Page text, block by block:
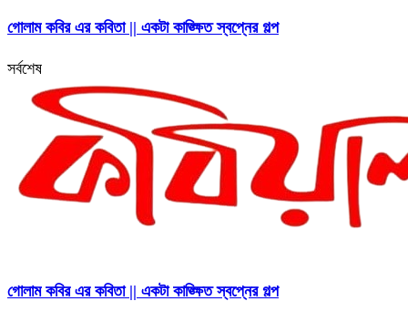
গোলাম কবির এর কবিতা || একটা কাঙ্ক্ষিত স্বপ্নের গল্প
সর্বশেষ
গোলাম কবির এর কবিতা || একটা কাঙ্ক্ষিত স্বপ্নের গল্প